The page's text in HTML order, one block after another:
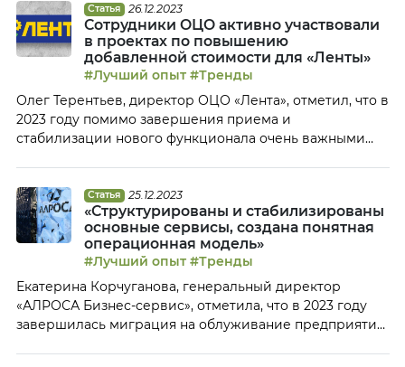
автоматизации и роботизации, цифровизация
сквозных цепочек – часто собственными силами – уже
не удел узкопрофильных специалистов, а
компетенция каждого сотрудника […]
Статья 26.12.2023
Сотрудники ОЦО активно участвовали
в проектах по повышению
добавленной стоимости для «Ленты»
#Лучший опыт #Тренды
Олег Терентьев, директор ОЦО «Лента», отметил, что в
2023 году помимо завершения приема и
стабилизации нового функционала очень важными
общекорпоративных проектов, в том числе по
переходу на КЭДО, МЧД, налоговый мониторинг.
Кроме того, были осуществлены пилотные проекты по
внедрению Task&Process Mining. Эти направления
работы будут развиваться […]
Статья 25.12.2023
«Структурированы и стабилизированы
основные сервисы, создана понятная
операционная модель»
#Лучший опыт #Тренды
Екатерина Корчуганова, генеральный директор
«АЛРОСА Бизнес-сервис», отметила, что в 2023 году
завершилась миграция на облуживание предприятий